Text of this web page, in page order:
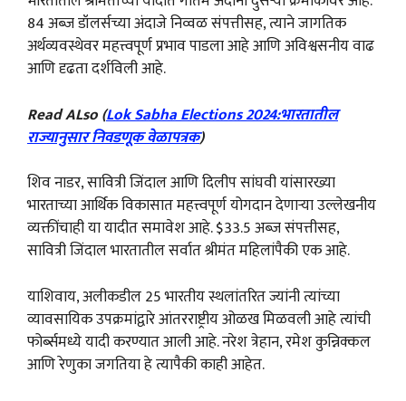
84 अब्ज डॉलर्सच्या अंदाजे निव्वळ संपत्तीसह, त्याने जागतिक
अर्थव्यवस्थेवर महत्त्वपूर्ण प्रभाव पाडला आहे आणि अविश्वसनीय वाढ
आणि दृढता दर्शविली आहे.
Read ALso (Lok Sabha Elections 2024:भारतातील
राज्यानुसार निवडणूक वेळापत्रक)
शिव नाडर, सावित्री जिंदाल आणि दिलीप सांघवी यांसारख्या
भारताच्या आर्थिक विकासात महत्त्वपूर्ण योगदान देणाऱ्या उल्लेखनीय
व्यक्तींचाही या यादीत समावेश आहे. $33.5 अब्ज संपत्तीसह,
सावित्री जिंदाल भारतातील सर्वात श्रीमंत महिलांपैकी एक आहे.
याशिवाय, अलीकडील 25 भारतीय स्थलांतरित ज्यांनी त्यांच्या
व्यावसायिक उपक्रमांद्वारे आंतरराष्ट्रीय ओळख मिळवली आहे त्यांची
फोर्ब्समध्ये यादी करण्यात आली आहे. नरेश त्रेहान, रमेश कुन्निक्कल
आणि रेणुका जगतिया हे त्यापैकी काही आहेत.